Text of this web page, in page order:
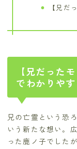
【兄だ
【兄だった
でわかりや
兄の亡霊という恐
いう新たな想い。
った鹿ノ子でした